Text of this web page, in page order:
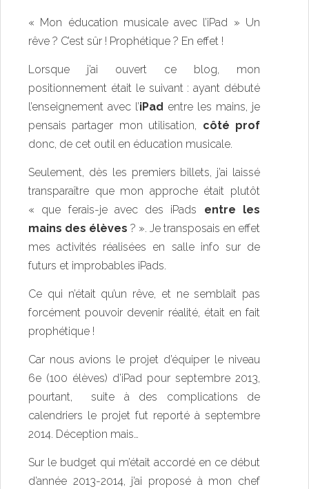
« Mon éducation musicale avec l’iPad » Un
rêve ? C’est sûr ! Prophétique ? En effet !
Lorsque j’ai ouvert ce blog, mon
positionnement était le suivant : ayant débuté
l’enseignement avec l’iPad entre les mains, je
pensais partager mon utilisation, côté prof
donc, de cet outil en éducation musicale.
Seulement, dès les premiers billets, j’ai laissé
transparaître que mon approche était plutôt
« que ferais-je avec des iPads entre les
mains des élèves ? ». Je transposais en effet
mes activités réalisées en salle info sur de
futurs et improbables iPads.
Ce qui n’était qu’un rêve, et ne semblait pas
forcément pouvoir devenir réalité, était en fait
prophétique !
Car nous avions le projet d’équiper le niveau
6e (100 élèves) d’iPad pour septembre 2013,
pourtant, suite à des complications de
calendriers le projet fut reporté à septembre
2014. Déception mais…
Sur le budget qui m’était accordé en ce début
d’année 2013-2014, j’ai proposé à mon chef